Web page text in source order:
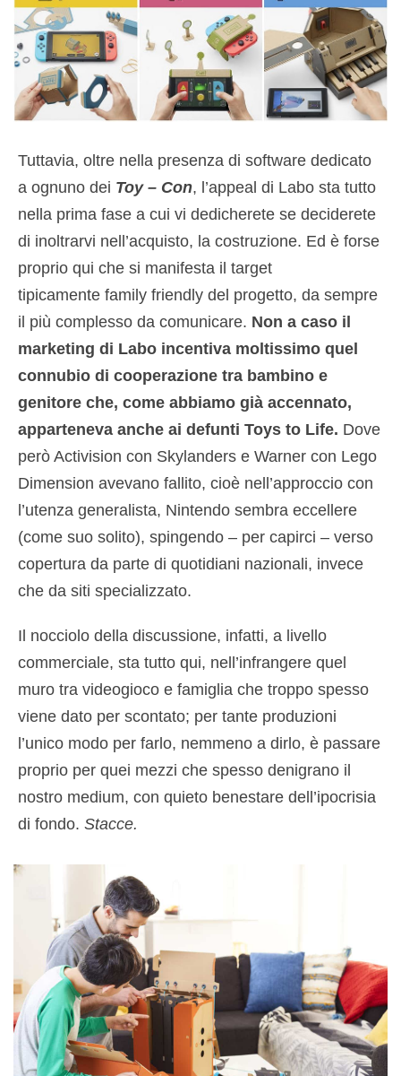
Tuttavia, oltre nella presenza di software dedicato
a ognuno dei Toy – Con, l’appeal di Labo sta tutto
nella prima fase a cui vi dedicherete se deciderete
di inoltrarvi nell’acquisto, la costruzione. Ed è forse
proprio qui che si manifesta il target
tipicamente family friendly del progetto, da sempre
il più complesso da comunicare. Non a caso il
marketing di Labo incentiva moltissimo quel
connubio di cooperazione tra bambino e
genitore che, come abbiamo già accennato,
apparteneva anche ai defunti Toys to Life. Dove
però Activision con Skylanders e Warner con Lego
Dimension avevano fallito, cioè nell’approccio con
l’utenza generalista, Nintendo sembra eccellere
(come suo solito), spingendo – per capirci – verso
copertura da parte di quotidiani nazionali, invece
che da siti specializzato.
Il nocciolo della discussione, infatti, a livello
commerciale, sta tutto qui, nell’infrangere quel
muro tra videogioco e famiglia che troppo spesso
viene dato per scontato; per tante produzioni
l’unico modo per farlo, nemmeno a dirlo, è passare
proprio per quei mezzi che spesso denigrano il
nostro medium, con quieto benestare dell’ipocrisia
di fondo. Stacce.